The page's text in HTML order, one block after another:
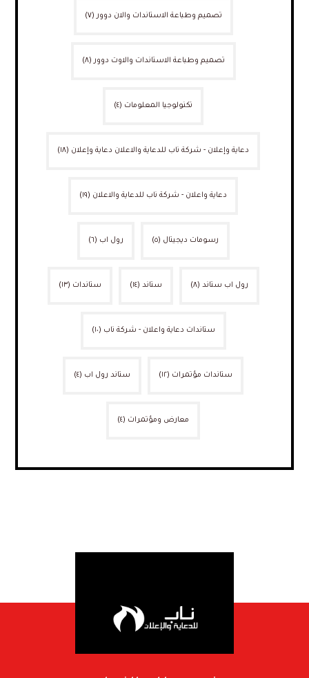
تصميم وطباعة الاستاندات والان دوور (٧)
تصميم وطباعة الاستاندات والاوت دوور (٨)
تكنولوجيا المعلومات (٤)
دعاية وإعلان - شركة ناب للدعاية والاعلان دعاية وإعلان (١٨)
دعاية واعلان - شركة ناب للدعاية والاعلان (١٩)
رسومات ديجيتال (٥) رول اب (٦)
رول اب ستاند (٨) ستاند (١٤) ستاندات (١٣)
ستاندات دعاية واعلان - شركة ناب (١٠)
ستاندات مؤتمرات (١٢) ستاند رول اب (٤)
معارض ومؤتمرات (٤)